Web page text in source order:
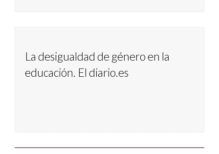
La desigualdad de género en la
educación. El diario.es